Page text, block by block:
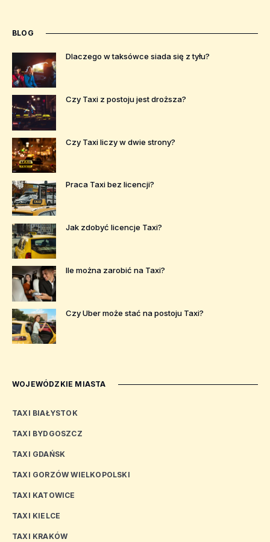
BLOG
Dlaczego w taksówce siada się z tyłu?
Czy Taxi z postoju jest droższa?
Czy Taxi liczy w dwie strony?
Praca Taxi bez licencji?
Jak zdobyć licencje Taxi?
Ile można zarobić na Taxi?
Czy Uber może stać na postoju Taxi?
WOJEWÓDZKIE MIASTA
TAXI BIAŁYSTOK
TAXI BYDGOSZCZ
TAXI GDAŃSK
TAXI GORZÓW WIELKOPOLSKI
TAXI KATOWICE
TAXI KIELCE
TAXI KRAKÓW